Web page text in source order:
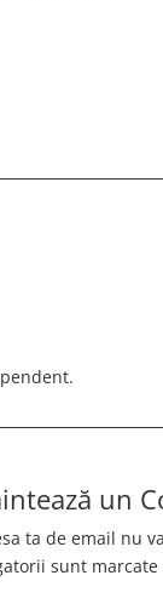
un
ta de email nu
sunt marcate